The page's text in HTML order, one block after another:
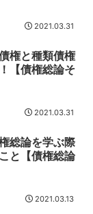
2021.03.31
権と種類債権
【債権総論そ
2021.03.31
総論を学ぶ際
と【債権総論
2021.03.13